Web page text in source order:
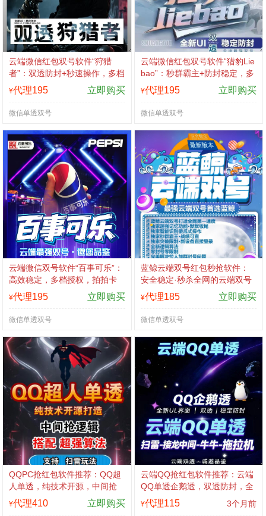
云端微信红包双号软件“狩猎
者”：双透防封+秒速操作，多档
授权认准拍拍卡激活码商城
¥代理195 立即购买
微信单透双号
云端微信红包双号软件“猎豹Lie
bao”：秒群霸主+防封稳定，多
档授权认准拍拍卡激活码商城
¥代理195 立即购买
微信单透双号
云端微信双号软件“百事可乐”：
高效稳定，多档授权，拍拍卡
激活码商城专属
¥代理195 立即购买
微信单透双号
蓝鲸云端双号红包秒抢软件：
安全稳定·秒杀全网的云端双号
解决方案
¥代理185 立即购买
微信单透双号
QQPC抢红包软件推荐：QQ超
人单透，纯技术开源，中间抢
逻辑，顶级防风，激活码认准
拍拍卡商城
¥代理410 立即购买
云端QQ抢红包软件推荐：云端
QQ单透企鹅透，双透防封，全
玩法支持，天卡授权，激活码
认准拍拍卡商城
¥代理115 3个月前